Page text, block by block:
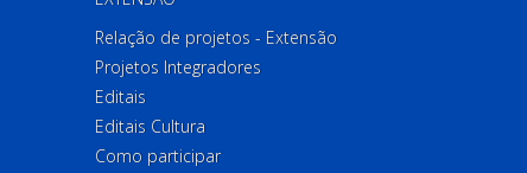
Relação de projetos - Extensão
Projetos Integradores
Editais
Editais Cultura
Como participar